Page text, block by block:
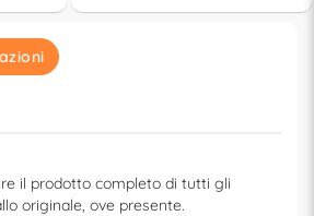
il prodotto completo di tutti gli
originale, ove presente.